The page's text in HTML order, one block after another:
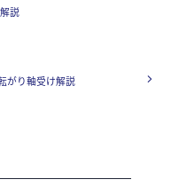
説
がり軸受け解説